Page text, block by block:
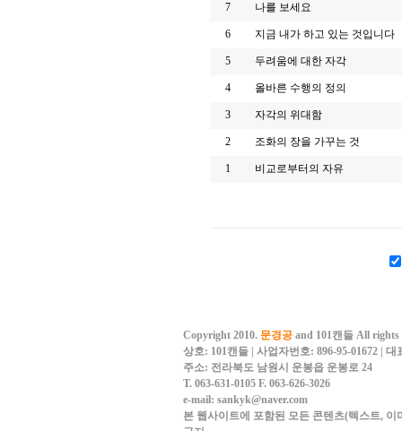
7 나를 보세요
6 지금 내가 하고 있는 것입니다
5 두려움에 대한 자각
4 올바른 수행의 정의
3 자각의 위대함
2 조화의 장을 가꾸는 것
1 비교로부터의 자유
Copyright 2010. 문경공 and 101캔들 All rights
상호: 101캔들 | 사업자번호: 896-95-01672 | 대
주소: 전라북도 남원시 운봉읍 운봉로 24
T. 063-631-0105 F. 063-626-3026
e-mail: sankyk@naver.com
본 웹사이트에 포함된 모든 콘텐츠(텍스트,